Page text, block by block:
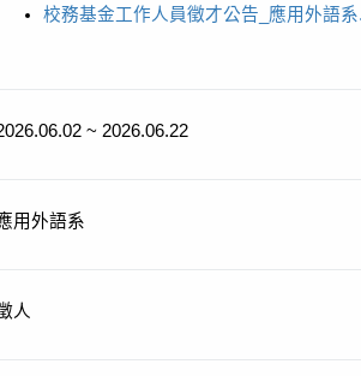
校務基金工作人員徵才公告_應用外語系
~ 2026.06.22
用外語系
人